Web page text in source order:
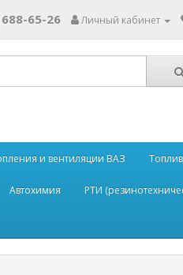
65-26 Личный кабинет
и вентиляции ВАЗ
Автохимия РТИ